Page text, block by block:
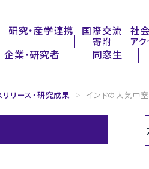
研究・産学連携 国際交流 社
寄附 ア
企業・研究者 同窓生
リース・研究成果 > インドの大気中